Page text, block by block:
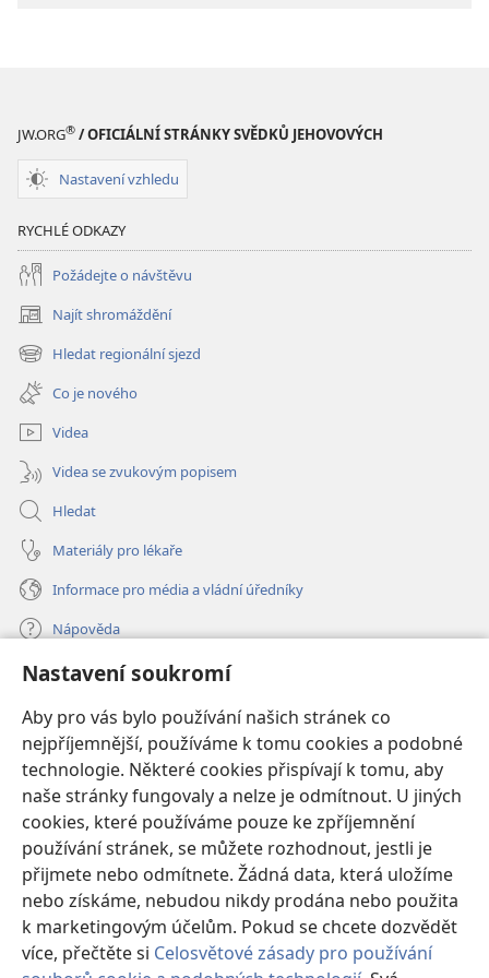
Nastavení soukromí
Aby pro vás bylo používání našich stránek co
nejpříjemnější, používáme k tomu cookies a podobné
technologie. Některé cookies přispívají k tomu, aby
naše stránky fungovaly a nelze je odmítnout. U jiných
cookies, které používáme pouze ke zpříjemnění
používání stránek, se můžete rozhodnout, jestli je
přijmete nebo odmítnete. Žádná data, která uložíme
nebo získáme, nebudou nikdy prodána nebo použita
k marketingovým účelům. Pokud se chcete dozvědět
více, přečtěte si Celosvětové zásady pro používání
JW.ORG® / OFICIÁLNÍ STRÁNKY SVĚDKŮ JEHOVOVÝCH
Nastavení vzhledu
RYCHLÉ ODKAZY
Požádejte o návštěvu
Najít shromáždění
(otevřeno
nové
okno)
Hledat regionální sjezd
(otevřeno
nové
okno)
Co je nového
Videa
Videa se zvukovým popisem
Hledat
Materiály pro lékaře
Informace pro média a vládní úředníky
Nápověda
Dary
nové
okno) ONLINE KNIHOVNA Strážné věže
(otevřeno
nové
okno)JW Hub®
(otevřeno
nové
okno)JW Library ®
Watchtower Library